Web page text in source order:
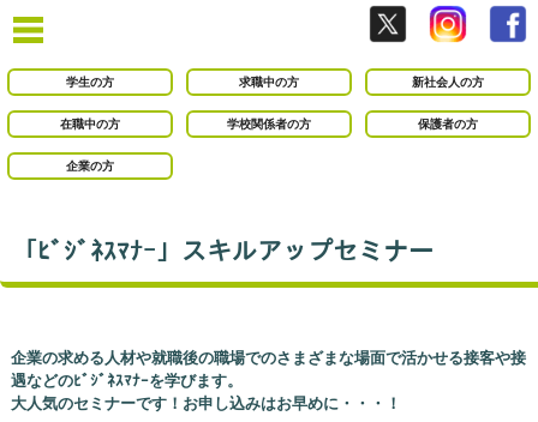
学生の方 求職中の方 新社会人の方
在職中の方 学校関係者の方 保護者の方
企業の方
「ﾋﾞｼﾞﾈｽﾏﾅｰ」スキルアップセミナー
企業の求める人材や就職後の職場でのさまざまな場面で活かせる接客や接
遇などのﾋﾞｼﾞﾈｽﾏﾅｰを学びます。
大人気のセミナーです！お申し込みはお早めに・・・！